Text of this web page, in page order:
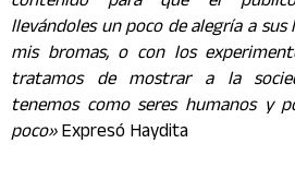
llevándoles un poco de alegría a
mis bromas, o con los
tratamos de mostrar a la
tenemos como seres humanos y
poco»Expresó Haydita